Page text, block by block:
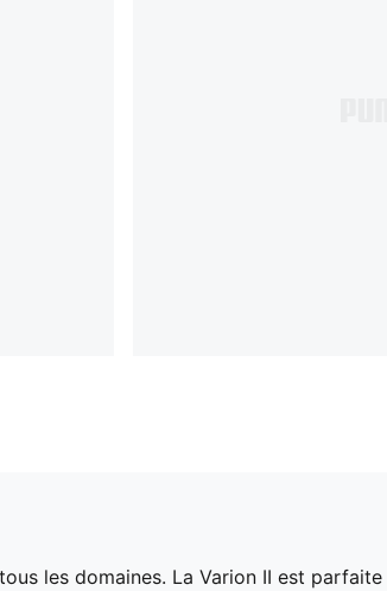
les domaines. La Varion II est